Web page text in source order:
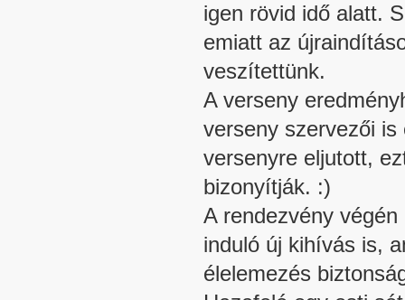
igen rövid idő alatt.
emiatt az
veszítettünk.
A verseny
verseny szervezői
versenyre eljutott,
bizonyítják. :)
A rendezvény
induló új kihívás is,
élelemezés